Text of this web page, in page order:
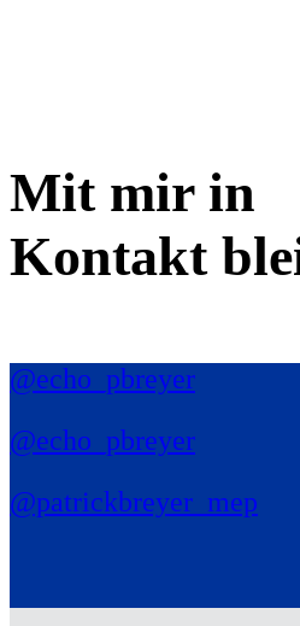
Mit mir in
Kontakt
@echo_pbreyer
@echo_pbreyer
@patrickbreyer_mep